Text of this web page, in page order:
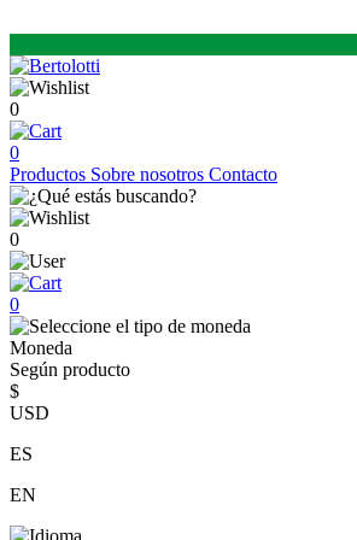
0
0
Productos Sobre nosotros Contacto
0
0
Moneda
Según producto
$
USD
ES
EN